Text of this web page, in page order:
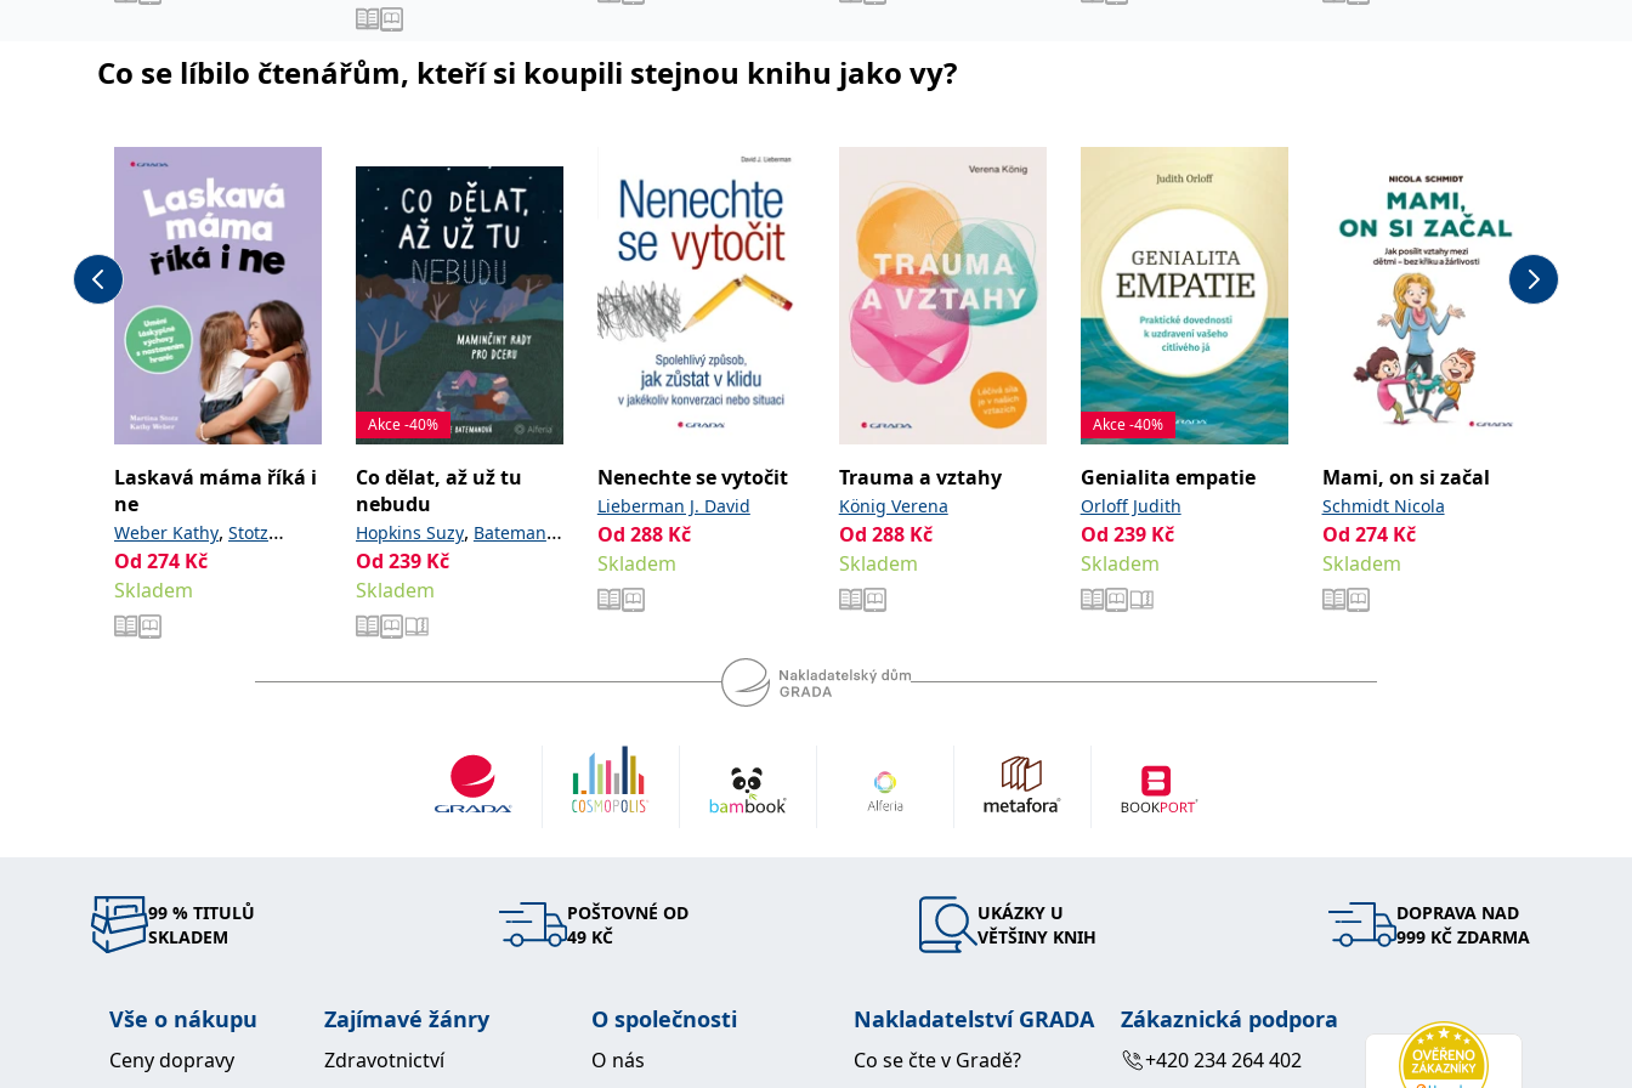
Co se líbilo čtenářům, kteří si koupili stejnou knihu jako vy?
Laskavá máma říká i
ne
Weber Kathy, Stotz
Martina
Od 274 Kč
Skladem
Akce -40%
Co dělat, až už tu
nebudu
Hopkins Suzy, Bateman
Hallie,Bateman Hallie
Od 239 Kč
Skladem
Nenechte se vytočit
Lieberman J. David
Od 288 Kč
Skladem
Trauma a vztahy
König Verena
Od 288 Kč
Skladem
Akce -40%
Genialita empatie
Orloff Judith
Od 239 Kč
Skladem
Mami, on si začal
Schmidt Nicola
Od 274 Kč
Skladem
99 % TITULŮ
SKLADEM
POŠTOVNÉ OD
49 KČ
UKÁZKY U
VĚTŠINY KNIH
DOPRAVA NAD
999 KČ ZDARMA
Vše o nákupu
Ceny dopravy
Zajímavé žánry
Zdravotnictví
O společnosti
O nás
Nakladatelství GRADA
Co se čte v Gradě?
Zákaznická podpora
+420 234 264 402